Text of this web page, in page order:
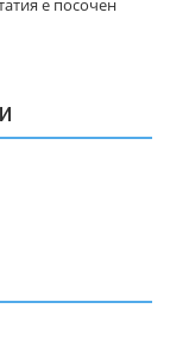
е посочен